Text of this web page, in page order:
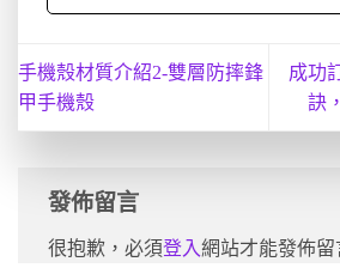
手機殼材質介紹2-雙層防摔鋒
甲手機殼
成功
訣
發佈留言
很抱歉，必須登入網站才能發佈留